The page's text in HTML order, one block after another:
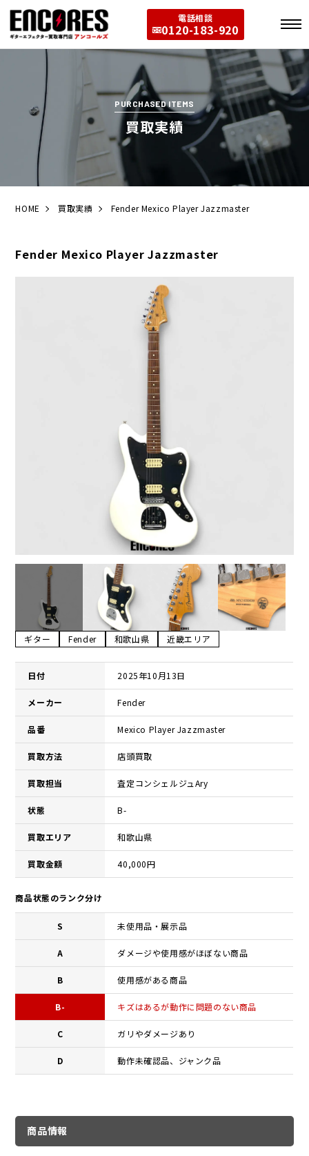
電話相談
0120-183-920
PURCHASED ITEMS
買取実績
HOME 買取実績 Fender Mexico Player Jazzmaster
Fender Mexico Player Jazzmaster
ギター Fender 和歌山県 近畿エリア
日付 2025年10月13日
メーカー Fender
品番 Mexico Player Jazzmaster
買取方法 店頭買取
買取担当 査定コンシェルジュAry
状態 B-
買取エリア 和歌山県
買取金額 40,000円
商品状態のランク分け
S 未使用品・展示品
A ダメージや使用感がほぼない商品
B 使用感がある商品
B- キズはあるが動作に問題のない商品
C ガリやダメージあり
D 動作未確認品、ジャンク品
商品情報